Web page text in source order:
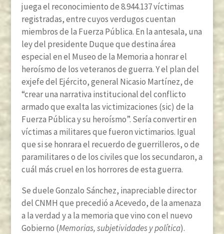
juega el reconocimiento de 8.944.137 víctimas
registradas, entre cuyos verdugos cuentan
miembros de la Fuerza Pública. En la antesala, una
ley del presidente Duque que destina área
especial en el Museo de la Memoria a honrar el
heroísmo de los veteranos de guerra. Y el plan del
exjefe del Ejército, general Nicasio Martínez, de
“crear una narrativa institucional del conflicto
armado que exalta las victimizaciones (sic) de la
Fuerza Pública y su heroísmo”. Sería convertir en
víctimas a militares que fueron victimarios. Igual
que si se honrara el recuerdo de guerrilleros, o de
paramilitares o de los civiles que los secundaron, a
cuál más cruel en los horrores de esta guerra.
Se duele Gonzalo Sánchez, inapreciable director
del CNMH que precedió a Acevedo, de la amenaza
a la verdad y a la memoria que vino con el nuevo
Gobierno (Memorias, subjetividades y política).